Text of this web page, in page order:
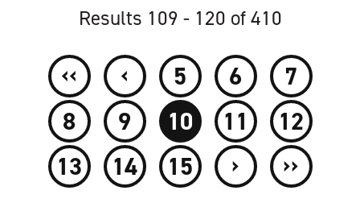
Results 109 - 120 of 410
‹‹ ‹ 5 6
7
8
9 10 11
12
13
14 15 › ››